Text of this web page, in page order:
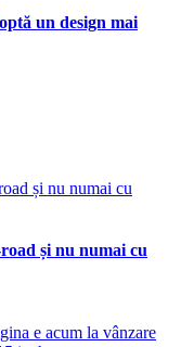
un design mai
și nu numai cu